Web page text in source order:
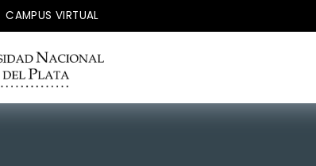
CAMPUS VIRTUAL